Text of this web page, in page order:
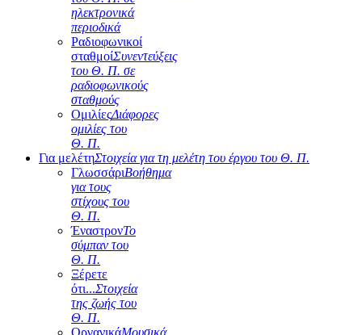
ηλεκτρονικά
περιοδικά
Ραδιοφωνικοί
σταθμοίΣυνεντεύξεις
του Θ. Π. σε
ραδιοφωνικούς
σταθμούς
ΟμιλίεςΔιάφορες
ομιλίες του
Θ. Π.
Για μελέτηΣτοιχεία για τη μελέτη του έργου του Θ. Π.
ΓλωσσάριΒοήθημα
για τους
στίχους του
Θ. Π.
ΈναστρονΤο
σύμπαν του
Θ. Π.
Ξέρετε
ότι...Στοιχεία
της ζωής του
Θ. Π.